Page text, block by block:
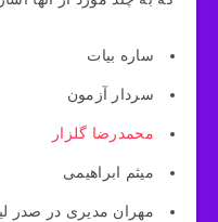
ساره بیات
سردار آزمون
محمدرضا گلزار
میثم ابراهیمی
مهران مدیری در صدر